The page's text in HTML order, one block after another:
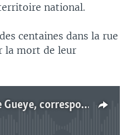
national.
centaines dans la rue
la mort de leur
Reportage de Seydina Abe Gueye, correspondant à Dakar pour VOA Afrique
available